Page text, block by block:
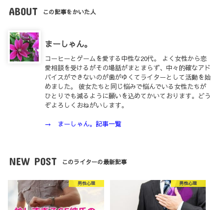
ABOUT この記事をかいた人
まーしゃん。
コーヒーとゲームを愛する中性な20代。 よく女性から恋
愛相談を受けるがその場話がまとまらず、中々的確なアド
バイスができないのが歯がゆくてライターとして活動を始
めました。 彼女たちと同じ悩みで悩んでいる女性たちが
ひとりでも減るように願いを込めてかいております。どう
ぞよろしくおねがいします。
→ まーしゃん。記事一覧
NEW POST このライターの最新記事
男性心理 男性心理